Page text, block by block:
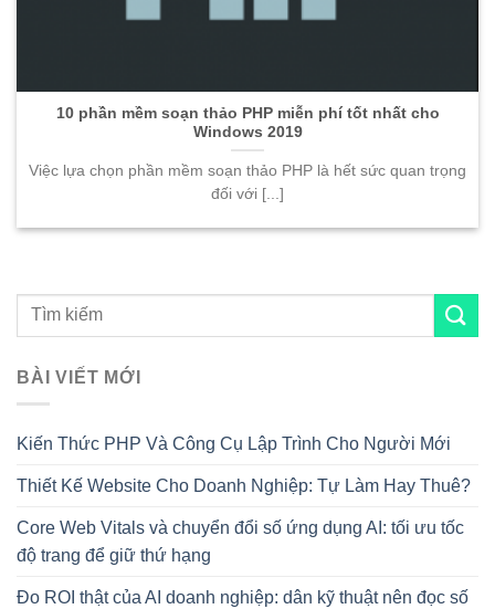
10 phần mềm soạn thảo PHP miễn phí tốt nhất cho
Windows 2019
Việc lựa chọn phần mềm soạn thảo PHP là hết sức quan trọng
đối với [...]
BÀI VIẾT MỚI
Kiến Thức PHP Và Công Cụ Lập Trình Cho Người Mới
Thiết Kế Website Cho Doanh Nghiệp: Tự Làm Hay Thuê?
Core Web Vitals và chuyển đổi số ứng dụng AI: tối ưu tốc
độ trang để giữ thứ hạng
Đo ROI thật của AI doanh nghiệp: dân kỹ thuật nên đọc số